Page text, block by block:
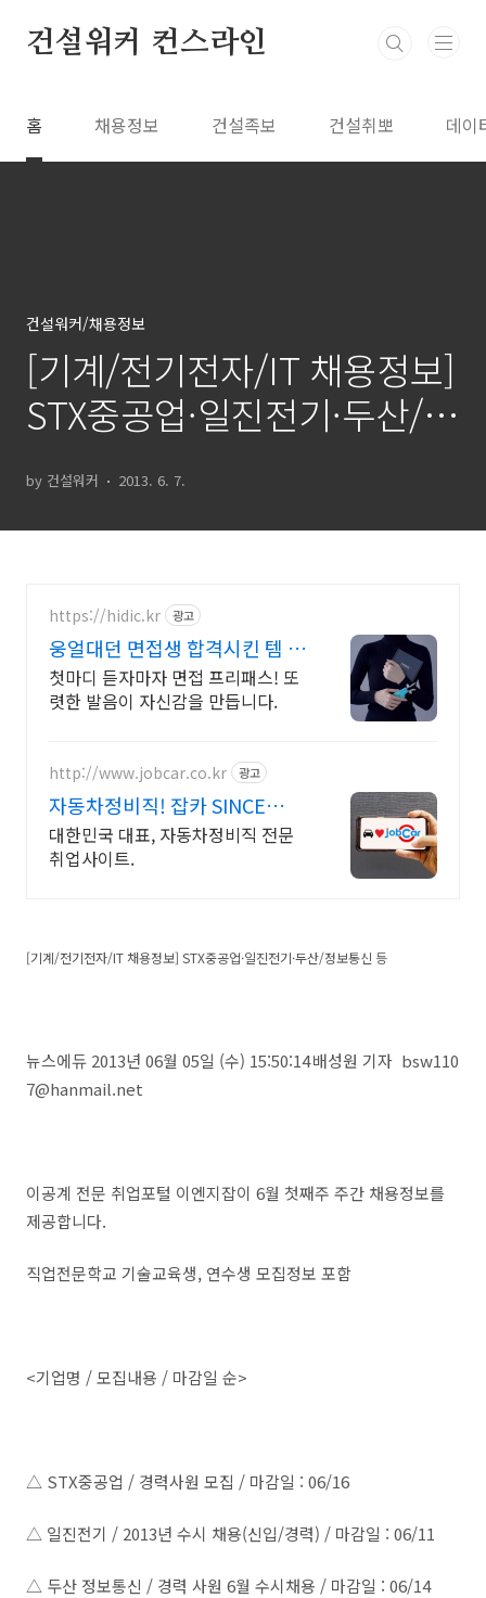
건설워커 컨스라인
홈 채용정보 건설족보 건설취뽀 데이
건설워커/채용정보
[기계/전기전자/IT 채용정보]
STX중공업·일진전기·두산/
by 건설워커 2013. 6. 7.
https://hidic.kr 광고
웅얼대던 면접생 합격시킨 템 면
접 합격 필수템
첫마디 듣자마자 면접 프리패스! 또
렷한 발음이 자신감을 만듭니다.
http://www.jobcar.co.kr 광고
자동차정비직! 잡카 SINCE
2005
대한민국 대표, 자동차정비직 전문
취업사이트.
[기계/전기전자/IT 채용정보] STX중공업·일진전기·두산/정보통신 등
뉴스에듀 2013년 06월 05일 (수) 15:50:14배성원 기자 bsw110
7@hanmail.net
이공계 전문 취업포털 이엔지잡이 6월 첫째주 주간 채용정보를
제공합니다.
직업전문학교 기술교육생, 연수생 모집정보 포함
<기업명 / 모집내용 / 마감일 순>
△ STX중공업 / 경력사원 모집 / 마감일 : 06/16
△ 일진전기 / 2013년 수시 채용(신입/경력) / 마감일 : 06/11
△ 두산 정보통신 / 경력 사원 6월 수시채용 / 마감일 : 06/14